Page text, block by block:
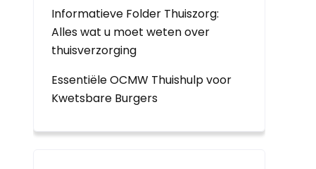
Informatieve Folder Thuiszorg:
Alles wat u moet weten over
thuisverzorging
Essentiële OCMW Thuishulp voor
Kwetsbare Burgers